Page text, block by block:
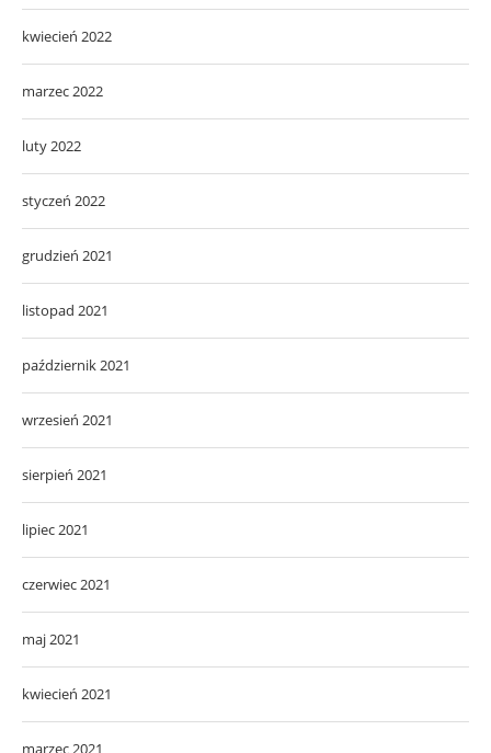
kwiecień 2022
marzec 2022
luty 2022
styczeń 2022
grudzień 2021
listopad 2021
październik 2021
wrzesień 2021
sierpień 2021
lipiec 2021
czerwiec 2021
maj 2021
kwiecień 2021
marzec 2021